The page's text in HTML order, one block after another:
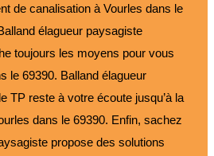
de canalisation à Vourles dans le
élagueur paysagiste
toujours les moyens pour vous
le 69390. Balland élagueur
TP reste à votre écoute jusqu’à la
dans le 69390. Enfin, sachez
propose des solutions